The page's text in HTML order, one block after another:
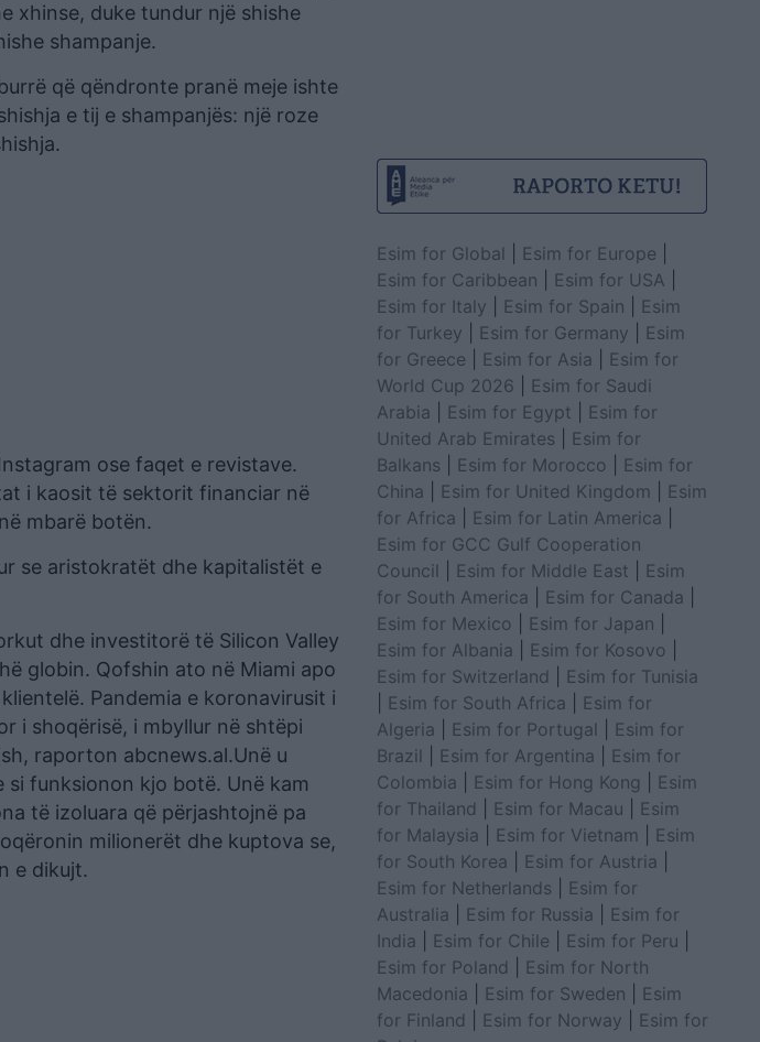
xhinse, duke tundur një shishe
shampanje.
që qëndronte pranë meje ishte
e tij e shampanjës: një roze
ose faqet e revistave.
i kaosit të sektorit financiar në
mbarë botën.
se aristokratët dhe kapitalistët e
dhe investitorë të Silicon Valley
globin. Qofshin ato në Miami apo
Pandemia e koronavirusit i
i shoqërisë, i mbyllur në shtëpi
raporton abcnews.al.Unë u
funksionon kjo botë. Unë kam
të izoluara që përjashtojnë pa
milionerët dhe kuptova se,
e dikujt.
Esim for Global Esim for Europe
Esim for Caribbean
Esim for USA
Esim for Italy
Esim for Spain
Esim
for Turkey
Esim for Germany
Esim
for Greece
Esim for Asia
Esim for
World Cup 2026
Esim for Saudi
Arabia
Esim for Egypt
Esim for
United Arab Emirates
Esim for
Balkans
Esim for Morocco
Esim for
China
Esim for United Kingdom
Esim
for Africa
Esim for Latin America
Esim for GCC Gulf Cooperation
Council
Esim for Middle East
Esim
for South America
Esim for Canada
Esim for Mexico
Esim for Japan
Esim for Albania
Esim for Kosovo
Esim for Switzerland
Esim for Tunisia
Esim for South Africa
Esim for
Algeria
Esim for Portugal
Esim for
Brazil
Esim for Argentina
Esim for
Colombia
Esim for Hong Kong
Esim
for Thailand
Esim for Macau
Esim
for Malaysia
Esim for Vietnam
Esim
for South Korea
Esim for Austria
Esim for Netherlands
Esim for
Australia
Esim for Russia
Esim for
India
Esim for Chile Esim for Peru
Esim for Poland
Esim for North
Macedonia
Esim for Sweden
Esim
for Finland
Esim for Norway
Esim for